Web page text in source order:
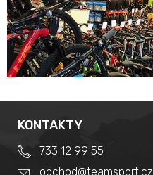
KONTAKTY
733 12 99 55
obchod@teamsport.cz